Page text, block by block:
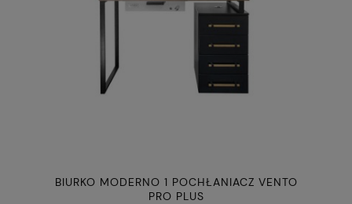
BIURKO MODERNO 1 POCHŁANIACZ VENTO
PRO PLUS